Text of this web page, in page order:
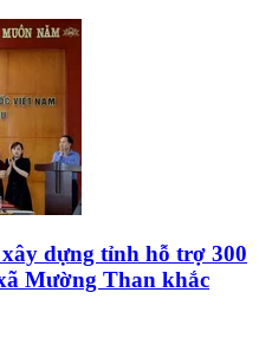
dựng tỉnh hỗ trợ 300
Mường Than khắc